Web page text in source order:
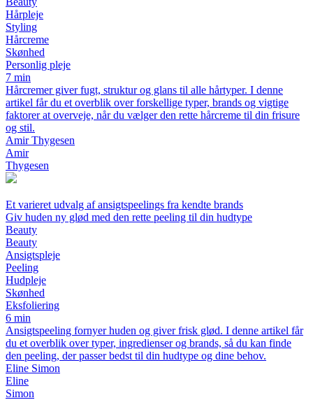
Hårpleje
Styling
Hårcreme
Skønhed
Personlig pleje
7 min
Hårcremer giver fugt, struktur og glans til alle hårtyper. I denne
artikel får du et overblik over forskellige typer, brands og vigtige
faktorer at overveje, når du vælger den rette hårcreme til din frisure
og stil.
Amir Thygesen
Amir
Thygesen
Et varieret udvalg af ansigtspeelings fra kendte brands
Giv huden ny glød med den rette peeling til din hudtype
Beauty
Beauty
Ansigtspleje
Peeling
Hudpleje
Skønhed
Eksfoliering
6 min
Ansigtspeeling fornyer huden og giver frisk glød. I denne artikel får
du et overblik over typer, ingredienser og brands, så du kan finde
den peeling, der passer bedst til din hudtype og dine behov.
Eline Simon
Eline
Simon